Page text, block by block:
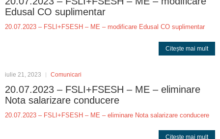
Edusal CO suplimentar
20.07.2023 – FSLI+FSESH – ME – modificare Edusal CO suplimentar
Citește mai mult
iulie 21, 2023 Comunicari
20.07.2023 – FSLI+FSESH – ME – eliminare
Nota salarizare conducere
20.07.2023 – FSLI+FSESH – ME – eliminare Nota salarizare conducere
Citește mai mult